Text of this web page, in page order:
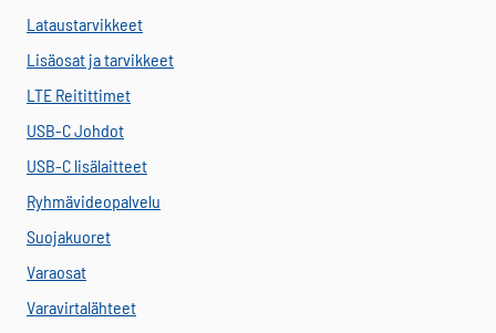
Lataustarvikkeet
Lisäosat ja tarvikkeet
LTE Reitittimet
USB-C Johdot
USB-C lisälaitteet
Ryhmävideopalvelu
Suojakuoret
Varaosat
Varavirtalähteet